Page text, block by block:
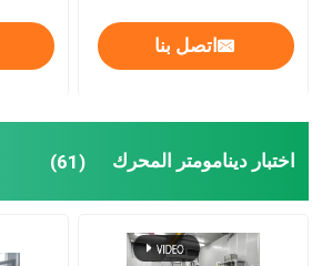
اتصل بنا
اختبار دينامومتر المحرك (61)